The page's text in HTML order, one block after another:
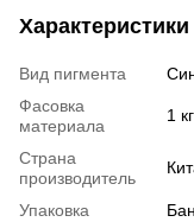
Характеристики
Вид пигмента
Фасовка
материала
1 кг
Страна
производитель
Упаковка